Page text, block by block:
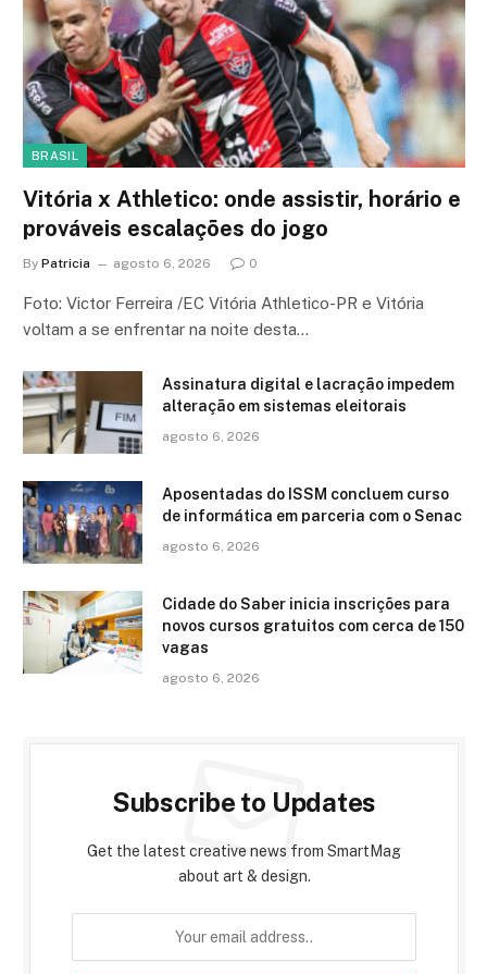
BRASIL
Vitória x Athletico: onde assistir, horário e
prováveis escalações do jogo
By Patricia agosto 6, 2026 0
Foto: Victor Ferreira /EC Vitória Athletico-PR e Vitória
voltam a se enfrentar na noite desta…
Assinatura digital e lacração impedem
alteração em sistemas eleitorais
agosto 6, 2026
Aposentadas do ISSM concluem curso
de informática em parceria com o Senac
agosto 6, 2026
Cidade do Saber inicia inscrições para
novos cursos gratuitos com cerca de 150
vagas
agosto 6, 2026
Subscribe to Updates
Get the latest creative news from SmartMag
about art & design.